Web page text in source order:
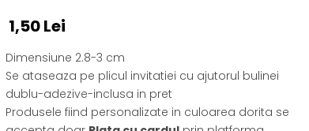
1,50 Lei
Dimensiune 2.8-3 cm
Se ataseaza pe plicul invitatiei cu ajutorul bulinei
dublu-adezive-inclusa in pret
Produsele fiind personalizate in culoarea dorita se